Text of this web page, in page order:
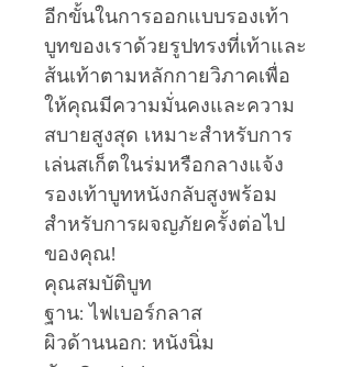
อีกขั้นในการออกแบบรองเท้า
บูทของเราด้วยรูปทรงที่เท้าและ
ส้นเท้าตามหลักกายวิภาคเพื่อ
ให้คุณมีความมั่นคงและความ
สบายสูงสุด เหมาะสำหรับการ
เล่นสเก็ตในร่มหรือกลางแจ้ง
รองเท้าบูทหนังกลับสูงพร้อม
สำหรับการผจญภัยครั้งต่อไป
ของคุณ!
คุณสมบัติบูท
ฐาน: ไฟเบอร์กลาส
ผิวด้านนอก: หนังนิ่ม